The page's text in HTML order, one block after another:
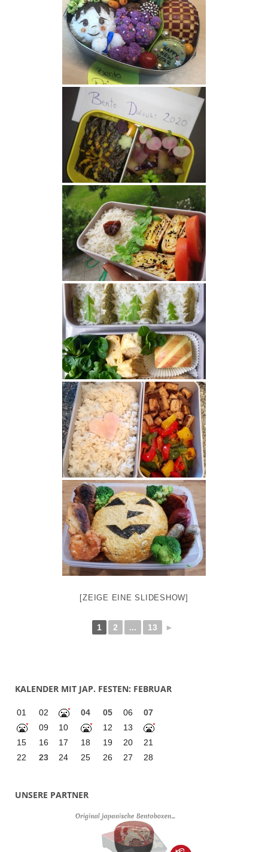
[ZEIGE EINE SLIDESHOW]
1 2 ... 13 ►
KALENDER MIT JAP. FESTEN: FEBRUAR
01 02 04 05 06
07
09
10 12
13
15
16 17 18 19 20
21
22
23 24 25 26 27 28
UNSERE PARTNER